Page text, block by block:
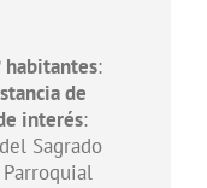
habitantes:
de
interés:
Sagrado
Parroquial